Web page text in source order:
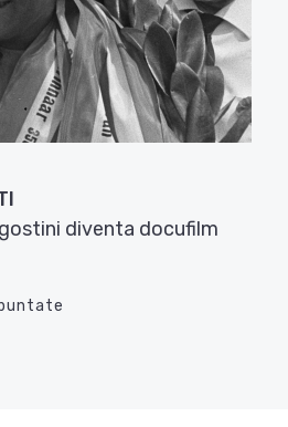
diventa docufilm